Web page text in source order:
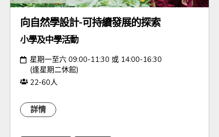
向自然學設計-可持續發展的探索
小學及中學活動
日期：
星期一至六 09:00-11:30 或 14:00-16:30
(逢星期二休館)
人數：
22-60人
詳情